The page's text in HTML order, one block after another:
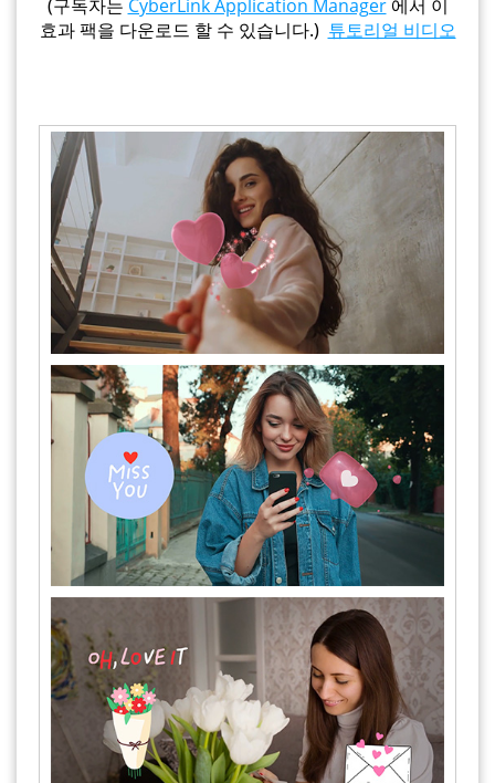
(구독자는 CyberLink Application Manager에서 이
효과 팩을 다운로드 할 수 있습니다.) 튜토리얼 비디오